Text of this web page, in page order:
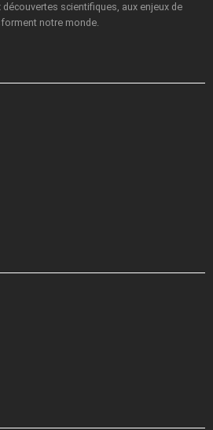
scientifiques, aux enjeux de
notre monde.